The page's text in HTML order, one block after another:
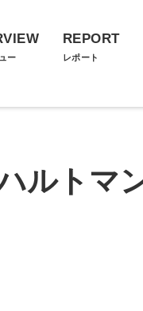
ー
REPORT
レポート
ルトマ